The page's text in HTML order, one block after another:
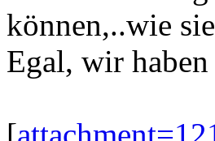
können,..wie
Egal, wir
[